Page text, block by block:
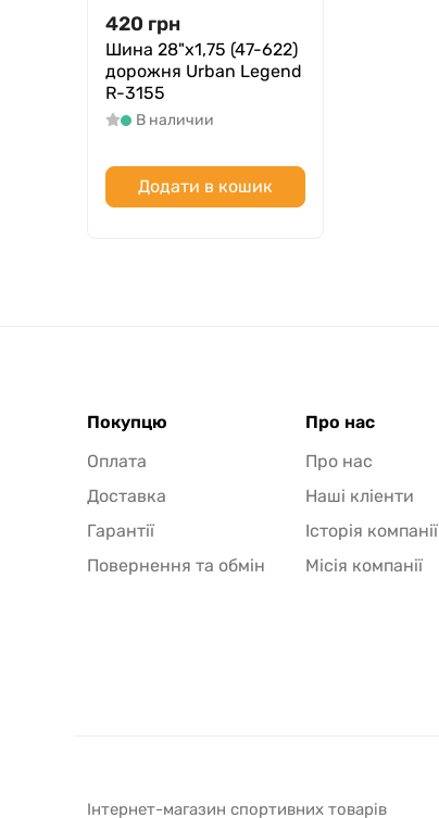
420 грн
Шина 28"х1,75 (47-622)
дорожня Urban Legend
R-3155
В наличии
Додати в кошик
Покупцю
Оплата
Доставка
Гарантії
Повернення та обмін
Про нас
Про нас
Наші кліенти
Історія компанії
Місія компанії
Інтернет-магазин спортивних товарів